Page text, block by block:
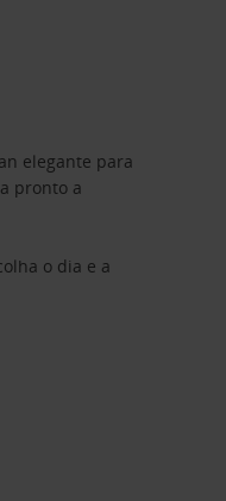
elegante para
pronto a
o dia e a